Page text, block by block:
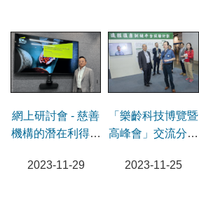
網上研討會 - 慈善
機構的潛在利得稅
2023-11-29
「樂齡科技博覽暨
高峰會」交流分享
2023-11-25